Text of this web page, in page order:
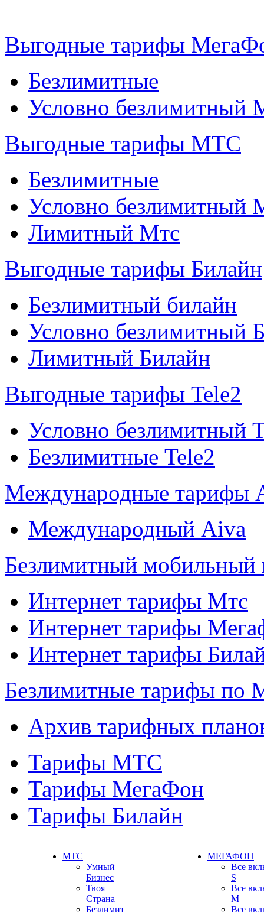
Выгодные тарифы
Безлимитные
Условно безлимитный
Выгодные тарифы МТС
Безлимитные
Условно безлимитный
Лимитный Мтс
Выгодные тарифы Билайн
Безлимитный билайн
Условно безлимитный
Лимитный Билайн
Выгодные тарифы Tele2
Условно безлимитный
Безлимитные Tele2
Международные тарифы
Международный Aiva
Безлимитный мобильный
Интернет тарифы Мтс
Интернет тарифы
Интернет тарифы
Безлимитные тарифы по
Архив тарифных
Тарифы МТС
Тарифы МегаФон
Тарифы Билайн
МТС
Умный
Бизнес
Твоя
Страна
Безлимит
МЕГАФОН
Все
S
Все
M
Все